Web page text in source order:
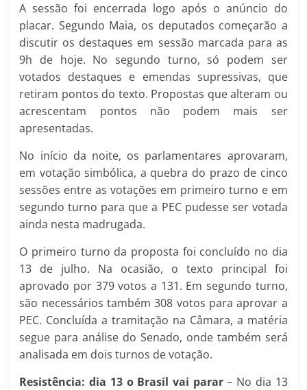
A sessão foi encerrada logo após o anúncio do
placar. Segundo Maia, os deputados começarão a
discutir os destaques em sessão marcada para as
9h de hoje. No segundo turno, só podem ser
votados destaques e emendas supressivas, que
retiram pontos do texto. Propostas que alteram ou
acrescentam pontos não podem mais ser
apresentadas.
No início da noite, os parlamentares aprovaram,
em votação simbólica, a quebra do prazo de cinco
sessões entre as votações em primeiro turno e em
segundo turno para que a PEC pudesse ser votada
ainda nesta madrugada.
O primeiro turno da proposta foi concluído no dia
13 de julho. Na ocasião, o texto principal foi
aprovado por 379 votos a 131. Em segundo turno,
são necessários também 308 votos para aprovar a
PEC. Concluída a tramitação na Câmara, a matéria
segue para análise do Senado, onde também será
analisada em dois turnos de votação.
Resistência: dia 13 o Brasil vai parar– No dia 13